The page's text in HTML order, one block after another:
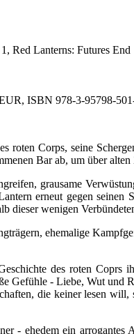
Red Lanterns: Futures End
ISBN 978-3-95798-
roten Corps, seine
Bar ab, um über
grausame
erneut gegen
dieser wenigen
ehemalige
des roten
Gefühle - Liebe, Wut und
die keiner lesen
- ehedem ein